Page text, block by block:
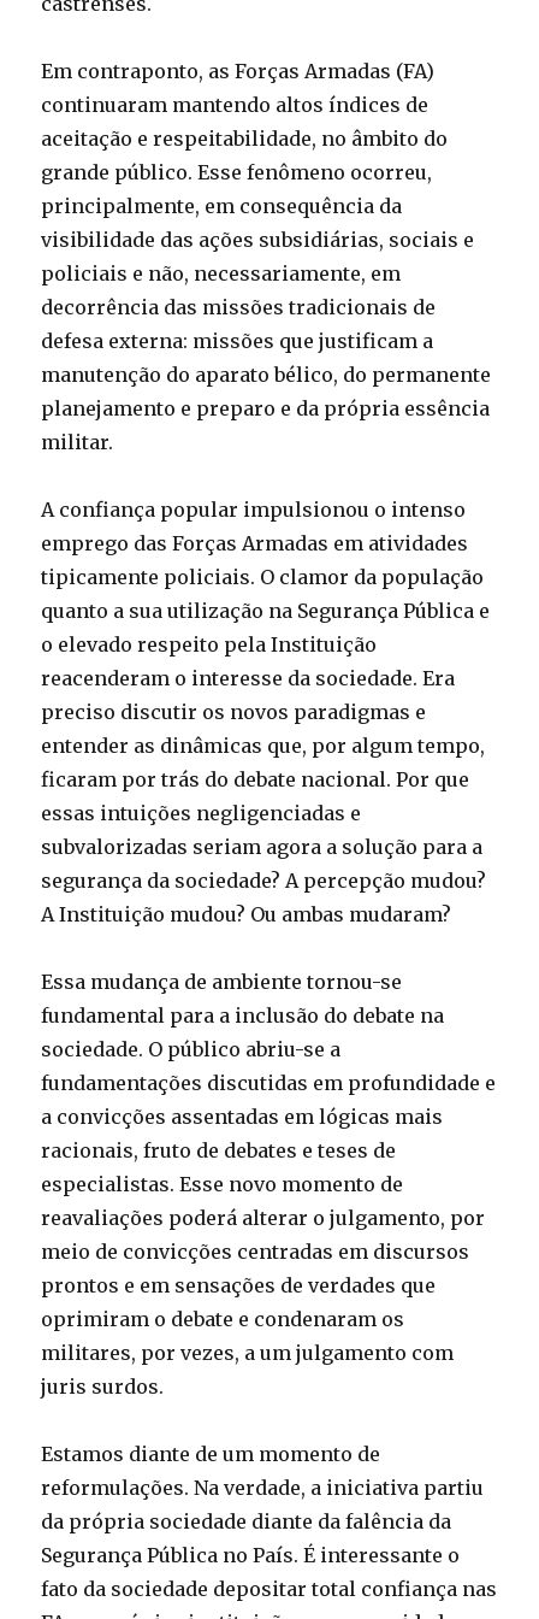
Em contraponto, as Forças Armadas (FA)
continuaram mantendo altos índices de
aceitação e respeitabilidade, no âmbito do
grande público. Esse fenômeno ocorreu,
principalmente, em consequência da
visibilidade das ações subsidiárias, sociais e
policiais e não, necessariamente, em
decorrência das missões tradicionais de
defesa externa: missões que justificam a
manutenção do aparato bélico, do permanente
planejamento e preparo e da própria essência
militar.
A confiança popular impulsionou o intenso
emprego das Forças Armadas em atividades
tipicamente policiais. O clamor da população
quanto a sua utilização na Segurança Pública e
o elevado respeito pela Instituição
reacenderam o interesse da sociedade. Era
preciso discutir os novos paradigmas e
entender as dinâmicas que, por algum tempo,
ficaram por trás do debate nacional. Por que
essas intuições negligenciadas e
subvalorizadas seriam agora a solução para a
segurança da sociedade? A percepção mudou?
A Instituição mudou? Ou ambas mudaram?
Essa mudança de ambiente tornou-se
fundamental para a inclusão do debate na
sociedade. O público abriu-se a
fundamentações discutidas em profundidade e
a convicções assentadas em lógicas mais
racionais, fruto de debates e teses de
especialistas. Esse novo momento de
reavaliações poderá alterar o julgamento, por
meio de convicções centradas em discursos
prontos e em sensações de verdades que
oprimiram o debate e condenaram os
militares, por vezes, a um julgamento com
juris surdos.
Estamos diante de um momento de
reformulações. Na verdade, a iniciativa partiu
da própria sociedade diante da falência da
Segurança Pública no País. É interessante o
fato da sociedade depositar total confiança nas